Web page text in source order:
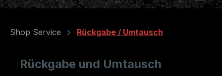
Shop Service Rückgabe / Umtausch
Rückgabe und Umtausch